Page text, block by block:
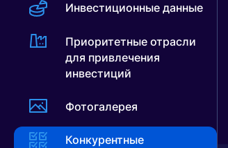
Инвестиционные данные
Приоритетные отрасли
для привлечения
инвестиций
Фотогалерея
Конкурентные